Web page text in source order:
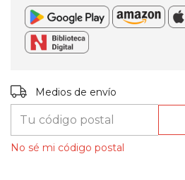
Entregas para el CP:
Medios de envío
No sé mi código postal